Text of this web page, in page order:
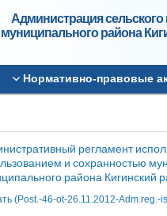
Администрация
муниципального района
Нормативно-правовые
регламент
и сохранностью
района Кигинский
(Post.-46-ot-26.11.2012-